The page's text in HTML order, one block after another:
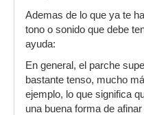
Ademas de lo que ya te
tono o sonido que debe
ayuda:
En general, el parche
bastante tenso, mucho
ejemplo, lo que significa
una buena forma de